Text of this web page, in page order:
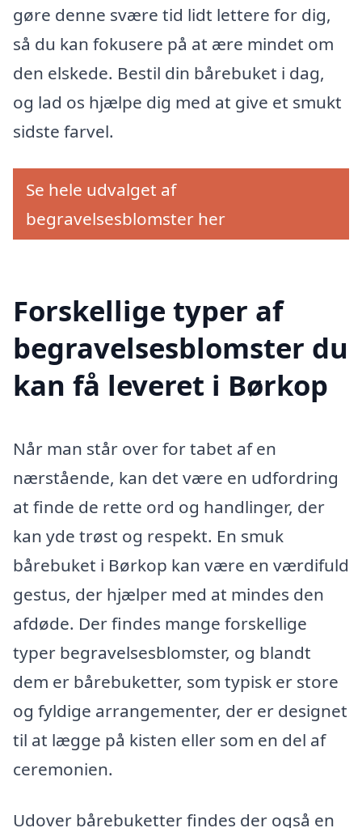
gøre denne svære tid lidt lettere for dig,
så du kan fokusere på at ære mindet om
den elskede. Bestil din bårebuket i dag,
og lad os hjælpe dig med at give et smukt
sidste farvel.
Se hele udvalget af
begravelsesblomster her
Forskellige typer af
begravelsesblomster du
kan få leveret i Børkop
Når man står over for tabet af en
nærstående, kan det være en udfordring
at finde de rette ord og handlinger, der
kan yde trøst og respekt. En smuk
bårebuket i Børkop kan være en værdifuld
gestus, der hjælper med at mindes den
afdøde. Der findes mange forskellige
typer begravelsesblomster, og blandt
dem er bårebuketter, som typisk er store
og fyldige arrangementer, der er designet
til at lægge på kisten eller som en del af
ceremonien.
Udover bårebuketter findes der også en